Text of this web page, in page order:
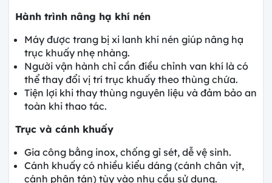
Hành trình nâng hạ khí nén
Máy được trang bị xi lanh khí nén giúp nâng hạ
trục khuấy nhẹ nhàng.
Người vận hành chỉ cần điều chỉnh van khí là có
thể thay đổi vị trí trục khuấy theo thùng chứa.
Tiện lợi khi thay thùng nguyên liệu và đảm bảo an
toàn khi thao tác.
Trục và cánh khuấy
Gia công bằng inox, chống gỉ sét, dễ vệ sinh.
Cánh khuấy có nhiều kiểu dáng (cánh chân vịt,
cánh phân tán) tùy vào nhu cầu sử dụng.